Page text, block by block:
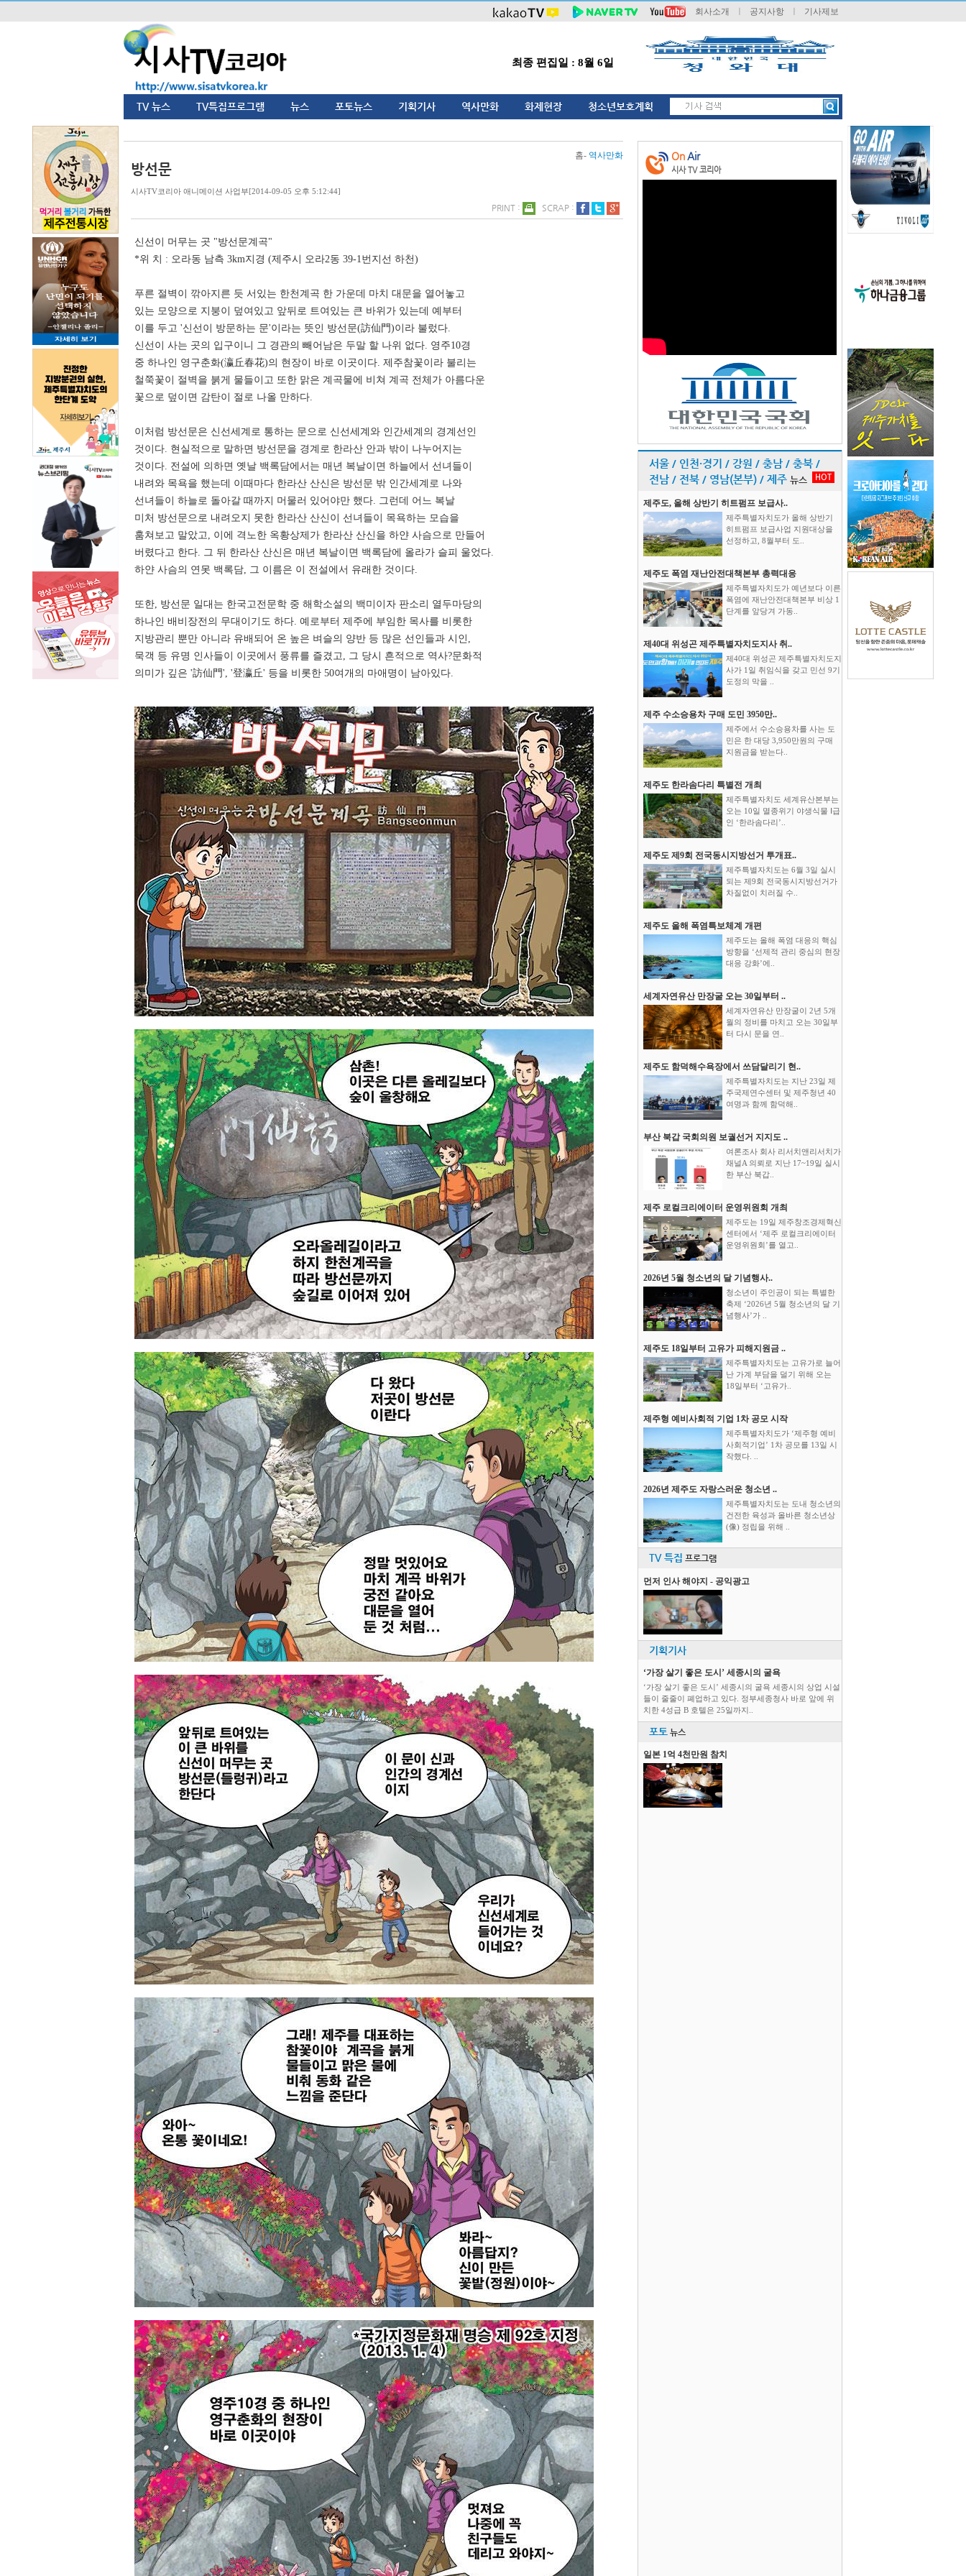
회사소개 공지사항 기사제보
최종 편집일 : 8월 6일
TV 뉴스 TV특집프로그램 뉴스 포토뉴스 기획기사 역사만화 화제현장 청소년보호계획
홈- 역사만화
방선문
시사TV코리아 애니메이션 사업부[2014-09-05 오후 5:12:44]
PRINT : SCRAP :
신선이 머무는 곳 "방선문계곡"
*위 치 : 오라동 남측 3km지경 (제주시 오라2동 39-1번지선 하천)
푸른 절벽이 깎아지른 듯 서있는 한천계곡 한 가운데 마치 대문을 열어놓고
있는 모양으로 지붕이 덮여있고 앞뒤로 트여있는 큰 바위가 있는데 예부터
이를 두고 '신선이 방문하는 문'이라는 뜻인 방선문(訪仙門)이라 불렀다.
신선이 사는 곳의 입구이니 그 경관의 빼어남은 두말 할 나위 없다. 영주10경
중 하나인 영구춘화(瀛丘春花)의 현장이 바로 이곳이다. 제주참꽃이라 불리는
철쭉꽃이 절벽을 붉게 물들이고 또한 맑은 계곡물에 비쳐 계곡 전체가 아름다운
꽃으로 덮이면 감탄이 절로 나올 만하다.
이처럼 방선문은 신선세계로 통하는 문으로 신선세계와 인간세계의 경계선인
것이다. 현실적으로 말하면 방선문을 경계로 한라산 안과 밖이 나누어지는
것이다. 전설에 의하면 옛날 백록담에서는 매년 복날이면 하늘에서 선녀들이
내려와 목욕을 했는데 이때마다 한라산 산신은 방선문 밖 인간세계로 나와
선녀들이 하늘로 돌아갈 때까지 머물러 있어야만 했다. 그런데 어느 복날
미처 방선문으로 내려오지 못한 한라산 산신이 선녀들이 목욕하는 모습을
훔쳐보고 말았고, 이에 격노한 옥황상제가 한라산 산신을 하얀 사슴으로 만들어
버렸다고 한다. 그 뒤 한라산 산신은 매년 복날이면 백록담에 올라가 슬피 울었다.
하얀 사슴의 연못 백록담, 그 이름은 이 전설에서 유래한 것이다.
또한, 방선문 일대는 한국고전문학 중 해학소설의 백미이자 판소리 열두마당의
하나인 배비장전의 무대이기도 하다. 예로부터 제주에 부임한 목사를 비롯한
지방관리 뿐만 아니라 유배되어 온 높은 벼슬의 양반 등 많은 선인들과 시인,
묵객 등 유명 인사들이 이곳에서 풍류를 즐겼고, 그 당시 흔적으로 역사?문화적
의미가 깊은 '訪仙門', '登瀛丘' 등을 비롯한 50여개의 마애명이 남아있다.
On Air
시사 TV 코리아
서울 / 인천·경기 / 강원 / 충남 / 충북 /
전남 / 전북 / 영남(본부) / 제주 뉴스 HOT
제주도, 올해 상반기 히트펌프 보급사..
제주특별자치도가 올해 상반기
히트펌프 보급사업 지원대상을
선정하고, 8월부터 도..
제주도 폭염 재난안전대책본부 총력대응
제주특별자치도가 예년보다 이른
폭염에 재난안전대책본부 비상 1
단계를 앞당겨 가동..
제40대 위성곤 제주특별자치도지사 취..
제40대 위성곤 제주특별자치도지
사가 1일 취임식을 갖고 민선 9기
도정의 막을 ..
제주 수소승용차 구매 도민 3950만..
제주에서 수소승용차를 사는 도
민은 한 대당 3,950만원의 구매
지원금을 받는다..
제주도 한라솜다리 특별전 개최
제주특별자치도 세계유산본부는
오는 10일 멸종위기 야생식물 Ⅰ급
인 ‘한라솜다리’..
제주도 제9회 전국동시지방선거 투개표..
제주특별자치도는 6월 3일 실시
되는 제9회 전국동시지방선거가
차질없이 치러질 수..
제주도 올해 폭염특보체계 개편
제주도는 올해 폭염 대응의 핵심
방향을 ‘선제적 관리 중심의 현장
대응 강화’에..
세계자연유산 만장굴 오는 30일부터 ..
세계자연유산 만장굴이 2년 5개
월의 정비를 마치고 오는 30일부
터 다시 문을 연..
제주도 함덕해수욕장에서 쓰담달리기 현..
제주특별자치도는 지난 23일 제
주국제연수센터 및 제주청년 40
여명과 함께 함덕해..
부산 북갑 국회의원 보궐선거 지지도 ..
여론조사 회사 리서치앤리서치가
채널A 의뢰로 지난 17~19일 실시
한 부산 북갑..
제주 로컬크리에이터 운영위원회 개최
제주도는 19일 제주창조경제혁신
센터에서 ‘제주 로컬크리에이터
운영위원회’를 열고..
2026년 5월 청소년의 달 기념행사..
청소년이 주인공이 되는 특별한
축제 ‘2026년 5월 청소년의 달 기
념행사’가 ..
제주도 18일부터 고유가 피해지원금 ..
제주특별자치도는 고유가로 늘어
난 가계 부담을 덜기 위해 오는
18일부터 ‘고유가..
제주형 예비사회적 기업 1차 공모 시작
제주특별자치도가 ‘제주형 예비
사회적기업’ 1차 공모를 13일 시
작했다. ..
2026년 제주도 자랑스러운 청소년 ..
제주특별자치도는 도내 청소년의
건전한 육성과 올바른 청소년상
(像) 정립을 위해 ..
TV 특집 프로그램
먼저 인사 해야지 - 공익광고
기획기사
‘가장 살기 좋은 도시’ 세종시의 굴욕
‘가장 살기 좋은 도시’ 세종시의 굴욕 세종시의 상업 시설
들이 줄줄이 폐업하고 있다. 정부세종청사 바로 앞에 위
치한 4성급 B 호텔은 25일까지..
포토 뉴스
일본 1억 4천만원 참치